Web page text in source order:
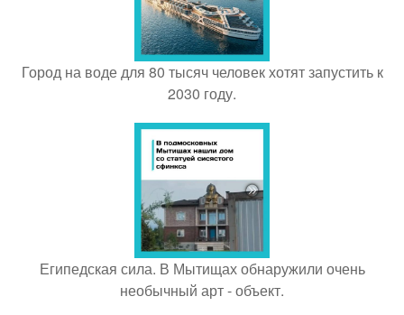
Город на воде для 80 тысяч человек хотят запустить к
2030 году.
Египедская сила. В Мытищах обнаружили очень
необычный арт - объект.